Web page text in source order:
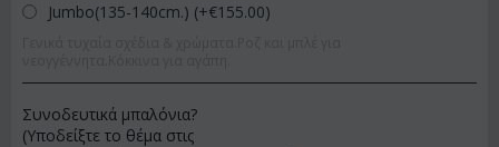
Jumbo(135-140cm.) (+€155.00)
Συνοδευτικά μπαλόνια?
(Υποδείξτε το θέμα στις